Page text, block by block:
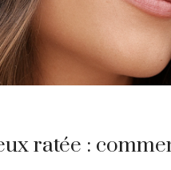
ratée :